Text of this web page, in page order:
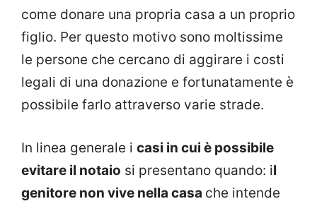
come donare una propria casa a un proprio
figlio. Per questo motivo sono moltissime
le persone che cercano di aggirare i costi
legali di una donazione e fortunatamente è
possibile farlo attraverso varie strade.
In linea generale i casi in cui è possibile
evitare il notaio si presentano quando: il
genitore non vive nella casa che intende